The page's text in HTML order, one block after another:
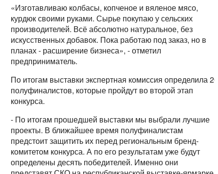
«Изготавливаю колбасы, копченое и вяленое мясо,
курдюк своими руками. Сырье покупаю у сельских
производителей. Всё абсолютно натуральное, без
искусственных добавок. Пока работаю под заказ, но в
планах - расширение бизнеса», - отметил
предприниматель.
По итогам выставки экспертная комиссия определила
полуфиналистов, которые пройдут во второй этап
конкурса.
- По итогам прошедшей выставки мы выбрали лучшие
проекты. В ближайшее время полуфиналистам
предстоит защитить их перед региональным бренд-
комитетом конкурса. А по его результатам уже будут
определены десять победителей. Именно они